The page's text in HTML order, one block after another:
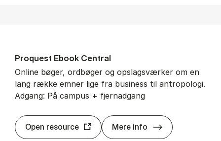
Proquest Ebook Cen­tral
Online bøger, ordbøger og opslagsværker om en
lang række emner lige fra business til antropologi.
Adgang: På campus + fjernadgang
Open resource Mere info Proquest